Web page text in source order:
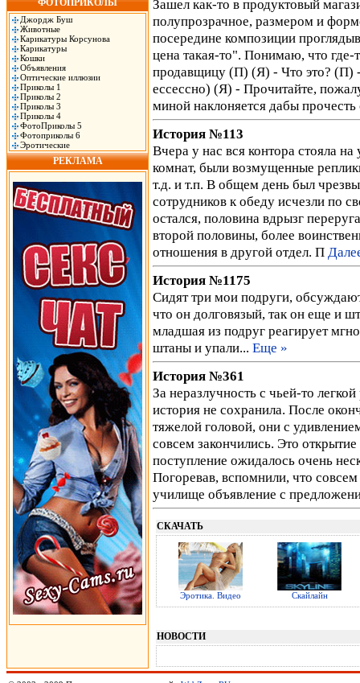
ФОТОПРИКОЛЫ
Джордж Буш
Животные
Карикатуры Корсунова
Карикатуры
Кошки
Объявления
Оптические иллюзии
Приколы 1
Приколы 2
Приколы 3
Приколы 4
ФотоПриколы 5
Фотоприколы 6
Эротические
РЕКЛАМА
Зашел как-то в продуктовый
полупрозрачное, размером и
посередине композиции
цена такая-то". Понимаю, что где-
продавщицу (П) (Я) - Что это? (П)
ессессно) (Я) - Прочитайте,
миной наклоняется дабы
История №113
Вчера у нас вся контора стояла
комнат, были возмущенные
т.д. и т.п. В общем день был
сотрудников к обеду исчезли по
остался, половина вдрызг
второй половины, более
отношения в другой отдел. П
История №1175
Сидят три мои подруги,
что он долговязый, так он еще и
младшая из подруг реагирует
штаны и упали... Еще »
История №361
За неразлучность с чьей-то
история не сохранила. После
тяжелой головой, они с
совсем закончились. Это
поступление ожидалось очень
Погоревав, вспомнили, что
училище объявление с
СКАЧАТЬ
Эротика. Видео Скайлайн
НОВОСТИ